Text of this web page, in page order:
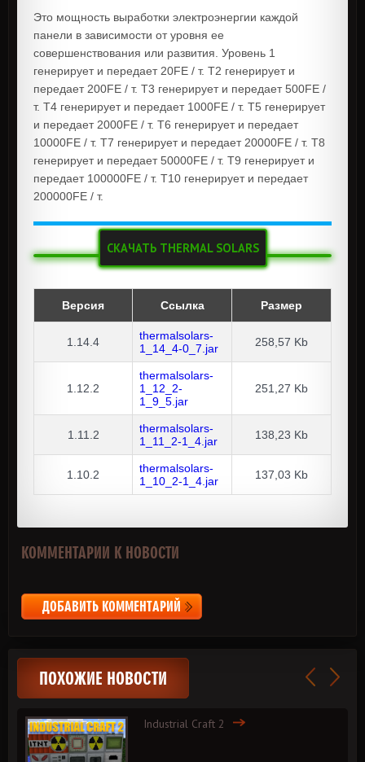
Это мощность выработки электроэнергии каждой
панели в зависимости от уровня ее
совершенствования или развития. Уровень 1
генерирует и передает 20FE / т. T2 генерирует и
передает 200FE / т. T3 генерирует и передает 500FE /
т. T4 генерирует и передает 1000FE / т. T5 генерирует
и передает 2000FE / т. T6 генерирует и передает
10000FE / т. T7 генерирует и передает 20000FE / т. T8
генерирует и передает 50000FE / т. T9 генерирует и
передает 100000FE / т. T10 генерирует и передает
200000FE / т.
СКАЧАТЬ THERMAL SOLARS
Версия Ссылка Размер
1.14.4
thermalsolars-
1_14_4-0_7.jar
258,57 Kb
1.12.2
thermalsolars-
1_12_2-
1_9_5.jar
251,27 Kb
1.11.2
thermalsolars-
1_11_2-1_4.jar
138,23 Kb
1.10.2
thermalsolars-
1_10_2-1_4.jar
137,03 Kb
КОММЕНТАРИИ К НОВОСТИ
ДОБАВИТЬ КОММЕНТАРИЙ
ПОХОЖИЕ НОВОСТИ
Industrial Craft 2